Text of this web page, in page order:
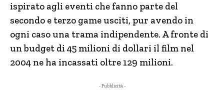
ispirato agli eventi che fanno parte del
secondo e terzo game usciti, pur avendo in
ogni caso una trama indipendente. A fronte di
un budget di 45 milioni di dollari il film nel
2004 ne ha incassati oltre 129 milioni.
- Pubblicità -